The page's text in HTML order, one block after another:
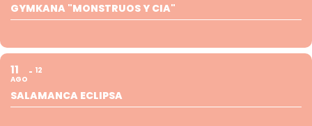
GYMKANA "MONSTRUOS Y CIA"
11
AGO
12
SALAMANCA ECLIPSA